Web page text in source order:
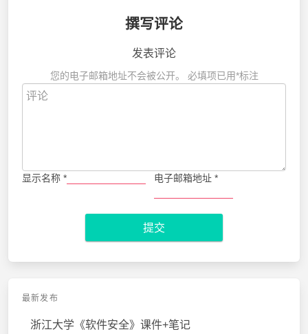
撰写评论
发表评论
您的电子邮箱地址不会被公开。 必填项已用*标注
显示名称 * 电子邮箱地址 *
提交
最新发布
浙江大学《软件安全》课件+笔记